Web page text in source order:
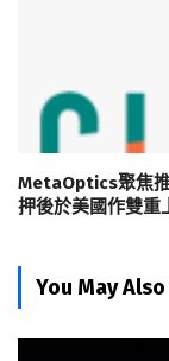
MetaOptics聚焦
押後於美國作雙重
You May